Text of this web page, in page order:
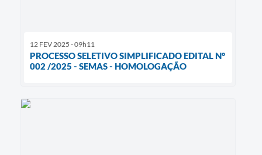
12 FEV 2025 - 09h11
PROCESSO SELETIVO SIMPLIFICADO EDITAL N°
002 /2025 - SEMAS - HOMOLOGAÇÃO